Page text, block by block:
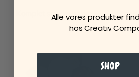
Komplet snakke pakke
Alle vores produkter
hos Creativ
SHOP